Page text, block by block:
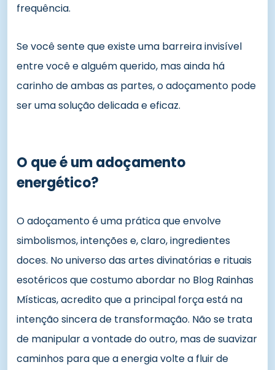
frequência.
Se você sente que existe uma barreira invisível
entre você e alguém querido, mas ainda há
carinho de ambas as partes, o adoçamento pode
ser uma solução delicada e eficaz.
O que é um adoçamento
energético?
O adoçamento é uma prática que envolve
simbolismos, intenções e, claro, ingredientes
doces. No universo das artes divinatórias e rituais
esotéricos que costumo abordar no Blog Rainhas
Místicas, acredito que a principal força está na
intenção sincera de transformação. Não se trata
de manipular a vontade do outro, mas de suavizar
caminhos para que a energia volte a fluir de